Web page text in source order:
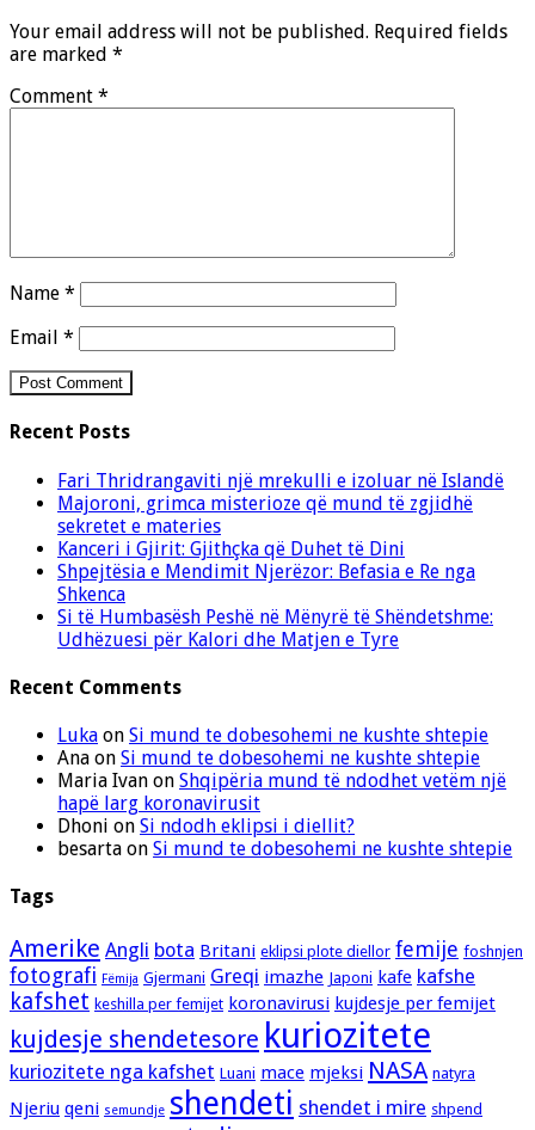
Your email address will not be published. Required fields
are marked *
Comment *
Name *
Email *
Recent Posts
Fari Thridrangaviti një mrekulli e izoluar në Islandë
Majoroni, grimca misterioze që mund të zgjidhë
sekretet e materies
Kanceri i Gjirit: Gjithçka që Duhet të Dini
Shpejtësia e Mendimit Njerëzor: Befasia e Re nga
Shkenca
Si të Humbasësh Peshë në Mënyrë të Shëndetshme:
Udhëzuesi për Kalori dhe Matjen e Tyre
Recent Comments
Luka on Si mund te dobesohemi ne kushte shtepie
Ana on Si mund te dobesohemi ne kushte shtepie
Maria Ivan on Shqipëria mund të ndodhet vetëm një
hapë larg koronavirusit
Dhoni on Si ndodh eklipsi i diellit?
besarta on Si mund te dobesohemi ne kushte shtepie
Tags
Amerike Angli bota Britani eklipsi plote diellor femije foshnjen
fotografi Fëmija Gjermani Greqi imazhe Japoni kafe kafshe
kafshet keshilla per femijet koronavirusi kujdesje per femijet
kujdesje shendetesore kuriozitete
kuriozitete nga kafshet Luani mace mjeksi NASA natyra
Njeriu qeni semundje shendeti shendet i mire shpend